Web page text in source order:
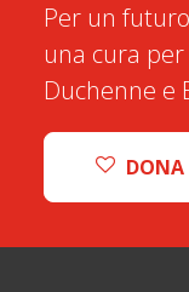
Per un
una cura
Duchenne e
DONA